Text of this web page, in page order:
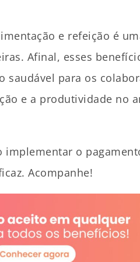
e refeição é
Afinal, esses
saudável para os
e a produtividade no
o
Acompanhe!